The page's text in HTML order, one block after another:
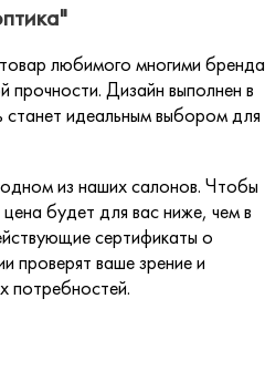
любимого многими бренда
прочности. Дизайн выполнен в
идеальным выбором для
из наших салонов. Чтобы
цена будет для вас ниже, чем в
сертификаты о
проверят ваше зрение и
потребностей.